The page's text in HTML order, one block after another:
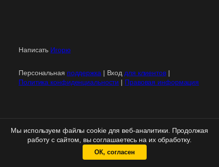
Мы используем файлы cookie для веб-аналитики. Продолжая
работу с сайтом, вы соглашаетесь на их обработку.
ОК, согласен
Написать Игорю
Персональная поддержка | Вход для клиентов|
Политика конфиденциальности | Правовая информация